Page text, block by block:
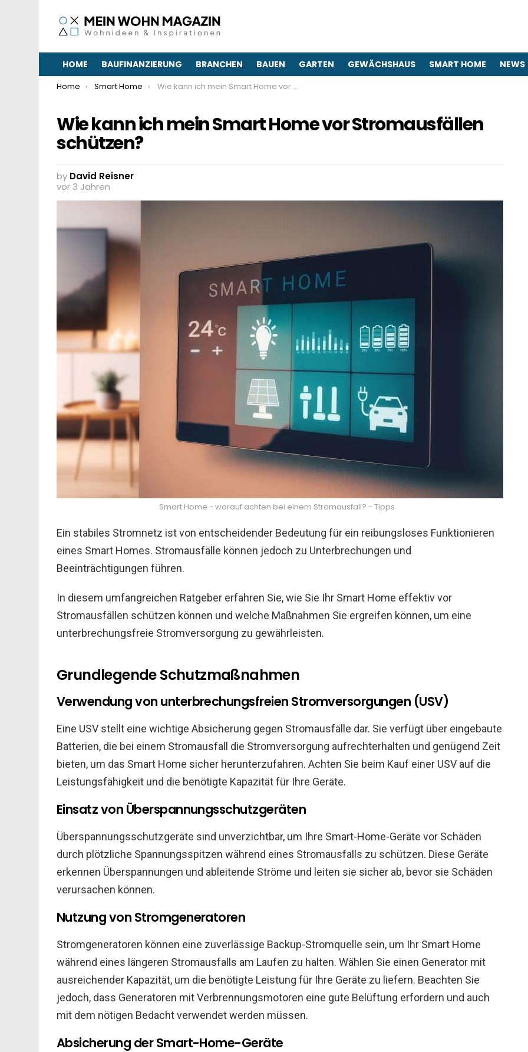
HOME BAUFINANZIERUNG BRANCHEN BAUEN GARTEN GEWÄCHSHAUS SMART HOME NEWS
You are here:
Home Smart Home Wie kann ich mein Smart Home vor Stromausfällen schützen?
Wie kann ich mein Smart Home vor Stromausfällen
schützen?
by David Reisner
vor 3 Jahren
Smart Home - worauf achten bei einem Stromausfall? - Tipps
Ein stabiles Stromnetz ist von entscheidender Bedeutung für ein reibungsloses Funktionieren
eines Smart Homes. Stromausfälle können jedoch zu Unterbrechungen und
Beeinträchtigungen führen.
In diesem umfangreichen Ratgeber erfahren Sie, wie Sie Ihr Smart Home effektiv vor
Stromausfällen schützen können und welche Maßnahmen Sie ergreifen können, um eine
unterbrechungsfreie Stromversorgung zu gewährleisten.
Grundlegende Schutzmaßnahmen
Verwendung von unterbrechungsfreien Stromversorgungen (USV)
Eine USV stellt eine wichtige Absicherung gegen Stromausfälle dar. Sie verfügt über eingebaute
Batterien, die bei einem Stromausfall die Stromversorgung aufrechterhalten und genügend Zeit
bieten, um das Smart Home sicher herunterzufahren. Achten Sie beim Kauf einer USV auf die
Leistungsfähigkeit und die benötigte Kapazität für Ihre Geräte.
Einsatz von Überspannungsschutzgeräten
Überspannungsschutzgeräte sind unverzichtbar, um Ihre Smart-Home-Geräte vor Schäden
durch plötzliche Spannungsspitzen während eines Stromausfalls zu schützen. Diese Geräte
erkennen Überspannungen und ableitende Ströme und leiten sie sicher ab, bevor sie Schäden
verursachen können.
Nutzung von Stromgeneratoren
Stromgeneratoren können eine zuverlässige Backup-Stromquelle sein, um Ihr Smart Home
während eines längeren Stromausfalls am Laufen zu halten. Wählen Sie einen Generator mit
ausreichender Kapazität, um die benötigte Leistung für Ihre Geräte zu liefern. Beachten Sie
jedoch, dass Generatoren mit Verbrennungsmotoren eine gute Belüftung erfordern und auch
mit dem nötigen Bedacht verwendet werden müssen.
Absicherung der Smart-Home-Geräte